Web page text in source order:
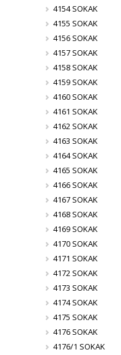
4154 SOKAK
4155 SOKAK
4156 SOKAK
4157 SOKAK
4158 SOKAK
4159 SOKAK
4160 SOKAK
4161 SOKAK
4162 SOKAK
4163 SOKAK
4164 SOKAK
4165 SOKAK
4166 SOKAK
4167 SOKAK
4168 SOKAK
4169 SOKAK
4170 SOKAK
4171 SOKAK
4172 SOKAK
4173 SOKAK
4174 SOKAK
4175 SOKAK
4176 SOKAK
4176/1 SOKAK